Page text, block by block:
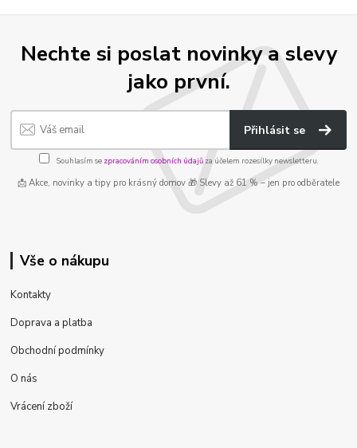
Nechte si poslat novinky a slevy
jako první.
Přihlásit se
Souhlasím se zpracováním osobních údajůza účelem rozesílky newsletteru.
📩 Akce, novinky a tipy pro krásný domov 🎁 Slevy až 61 % – jen pro odběratele
Vše o nákupu
Kontakty
Doprava a platba
Obchodní podmínky
O nás
Vrácení zboží